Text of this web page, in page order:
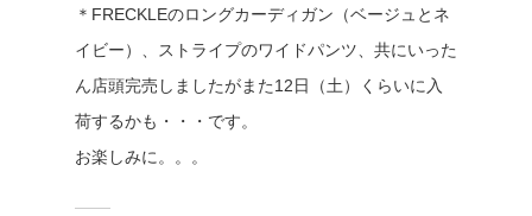
＊FRECKLEのロングカーディガン（ベージュとネ
イビー）、ストライプのワイドパンツ、共にいった
ん店頭完売しましたがまた12日（土）くらいに入
荷するかも・・・です。
お楽しみに。。。